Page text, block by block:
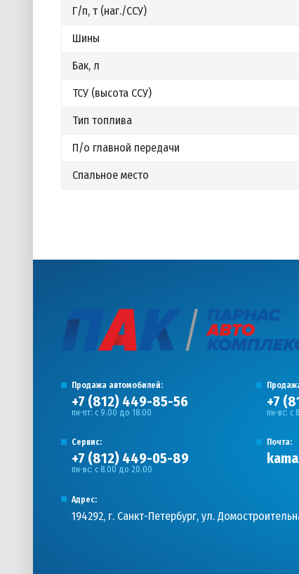
Г/п, т (наг./ССУ)
Шины
Бак, л
ТСУ (высота ССУ)
Тип топлива
П/о главной передачи
Спальное место
Продажа автомобилей:
+7 (812) 449-85-56
пн-пт: с 9.00 до 18.00
+7
пн-вс: с
Сервис:
+7 (812) 449-05-89
пн-вс: с 8.00 до 20.00
Почта:
Адрес:
194292, г. Санкт-Петербург, ул.